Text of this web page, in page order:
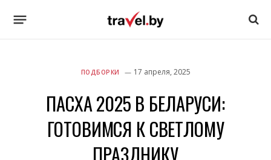
ПОДБОРКИ 17 апреля, 2025
ПАСХА 2025 В БЕЛАРУСИ:
ГОТОВИМСЯ К СВЕТЛОМУ
ПРАЗДНИКУ